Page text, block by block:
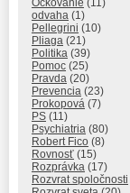
odvaha (1)
Pellegrini (10)
Pliaga (21)
Politika (39)
Pomoc (25)
Pravda (20)
Prevencia (23)
Prokopová (7)
PS (11)
Psychiatria (80)
Robert Fico (8)
Rovnosť (15)
Rozprávka (17)
Rozvrat spoločnosti